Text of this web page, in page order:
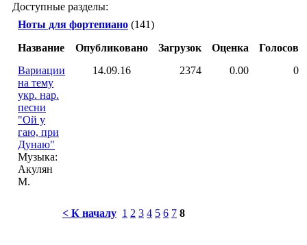
Доступные разделы:
Ноты для фортепиано (141)
Название
Опубликовано Загрузок Оценка
Голосов
Вариации
на тему
укр. нар.
песни
"Ой у
гаю, при
Дунаю"
Музыка:
Акулян
М.
14.09.16 2374 0.00 0
< К началу 1 2 3 4 5 6 7 8